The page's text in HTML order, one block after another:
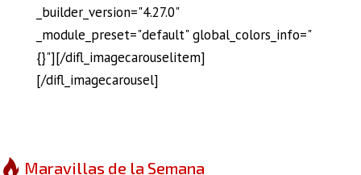
_builder_version="4.27.0"
_module_preset="default" global_colors_info="
{}"][/difl_imagecarouselitem]
[/difl_imagecarousel]
Maravillas de la Semana